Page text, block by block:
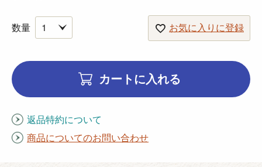
お気に入りに登録
カートに入れる
返品特約について
商品についてのお問い合わせ